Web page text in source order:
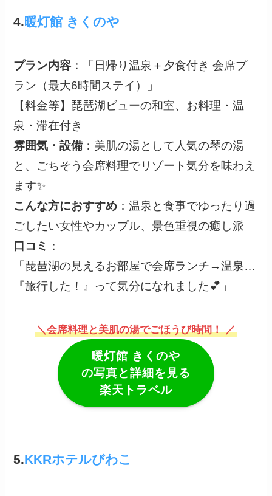
4.暖灯館 きくのや
プラン内容 ：「日帰り温泉＋夕食付き 会席プ
ラン（最大6時間ステイ）」
【料金等】琵琶湖ビューの和室、お料理・温
泉・滞在付き
雰囲気・設備：美肌の湯として人気の琴の湯
と、ごちそう会席料理でリゾート気分を味わえ
ます✨
こんな方におすすめ ：温泉と食事でゆったり過
ごしたい女性やカップル、景色重視の癒し派
口コミ ：
「琵琶湖の見えるお部屋で会席ランチ→温泉…
『旅行した！』って気分になれました💕」
＼会席料理と美肌の湯でごほうび時間！ ／
暖灯館 きくのや
の写真と詳細を見る
楽天トラベル
5.KKRホテルびわこ